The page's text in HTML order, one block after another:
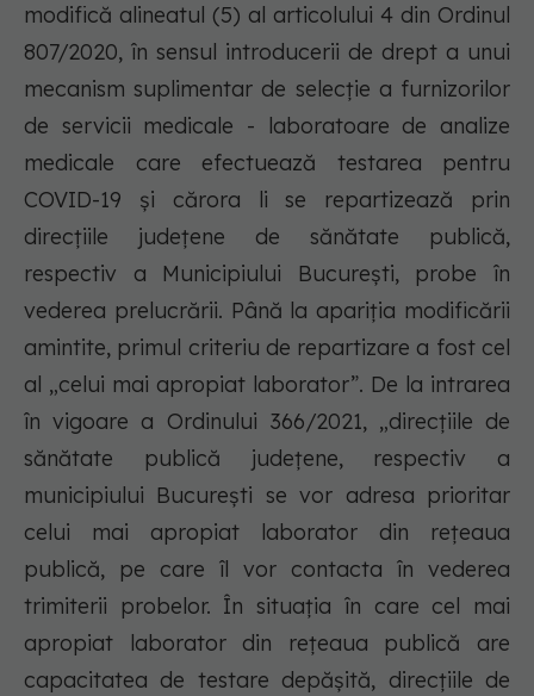
modifică alineatul (5) al articolului 4 din Ordinul
807/2020, în sensul introducerii de drept a unui
mecanism suplimentar de selecție a furnizorilor
de servicii medicale - laboratoare de analize
medicale care efectuează testarea pentru
COVID-19 și cărora li se repartizează prin
direcțiile județene de sănătate publică,
respectiv a Municipiului București, probe în
vederea prelucrării. Până la apariția modificării
amintite, primul criteriu de repartizare a fost cel
al „celui mai apropiat laborator”. De la intrarea
în vigoare a Ordinului 366/2021, „direcțiile de
sănătate publică județene, respectiv a
municipiului București se vor adresa prioritar
celui mai apropiat laborator din rețeaua
publică, pe care îl vor contacta în vederea
trimiterii probelor. În situația în care cel mai
apropiat laborator din rețeaua publică are
capacitatea de testare depășită, direcțiile de